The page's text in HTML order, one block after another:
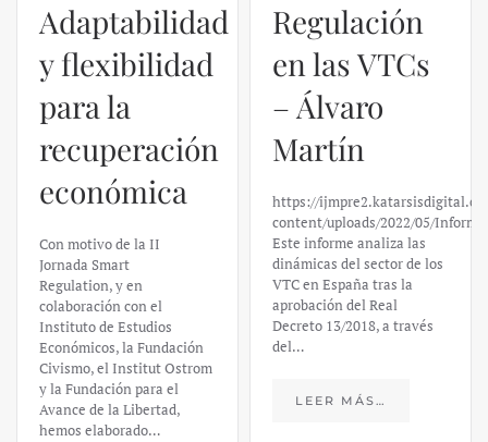
Adaptabilidad
y flexibilidad
para la
recuperación
económica
Con motivo de la II
Jornada Smart
Regulation, y en
colaboración con el
Instituto de Estudios
Económicos, la Fundación
Civismo, el Institut Ostrom
y la Fundación para el
Avance de la Libertad,
hemos elaborado…
Regulación
en las VTCs
– Álvaro
Martín
https://
content/uploads/2022/05/
Este informe analiza las
dinámicas del sector de los
VTC en España tras la
aprobación del Real
Decreto 13/2018, a través
del…
LEER MÁS…